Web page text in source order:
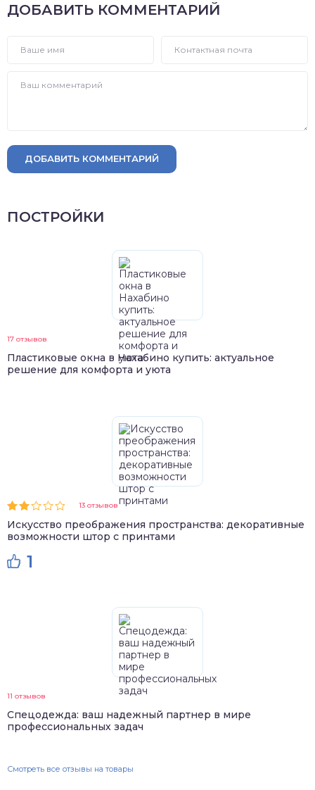
ДОБАВИТЬ КОММЕНТАРИЙ
ДОБАВИТЬ КОММЕНТАРИЙ
ПОСТРОЙКИ
17 отзывов
Пластиковые окна в Нахабино купить: актуальное
решение для комфорта и уюта
13 отзывов
Искусство преображения пространства: декоративные
возможности штор с принтами
1
11 отзывов
Спецодежда: ваш надежный партнер в мире
профессиональных задач
Смотреть все отзывы на товары